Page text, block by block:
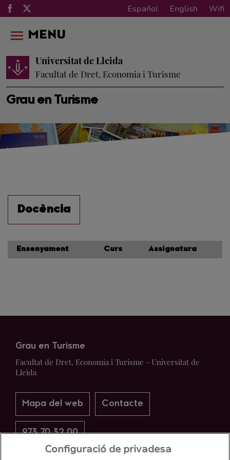
Español English Wifi
Grau en Turisme
Universitat de Lleida
Facultat de Dret, Economia i Turisme
MENU
Docència
Ensenyament Curs Assignatura
Grau en Turisme
Facultat de Dret, Economia i Turisme - Universitat de
Lleida
Mapa del web Contacte
973 70 32 00
Configuració de privadesa